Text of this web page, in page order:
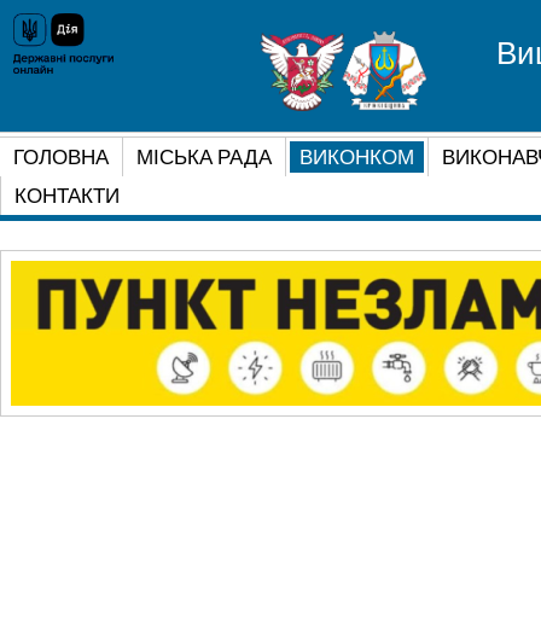
ГОЛОВНА МІСЬКА РАДА ВИКОНКОМ
КОНТАКТИ